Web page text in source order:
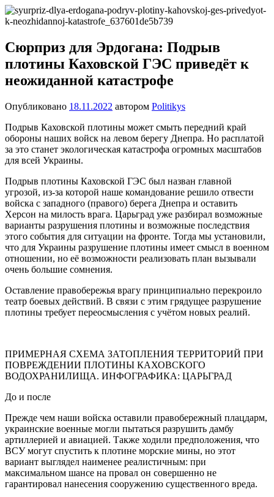
Перейти
к
Новости
Ещё
сайт
на
WordPress
Сюрприз для Эрдогана: Подрыв
плотины Каховской ГЭС приведёт к
неожиданной катастрофе
Опубликовано 18.11.2022 автором Politikys
Подрыв Каховской плотины может смыть передний край
обороны наших войск на левом берегу Днепра. Но расплатой
за это станет экологическая катастрофа огромных масштабов
для всей Украины.
Подрыв плотины Каховской ГЭС был назван главной
угрозой, из-за которой наше командование решило отвести
войска с западного (правого) берега Днепра и оставить
Херсон на милость врага. Царьград уже разбирал возможные
варианты разрушения плотины и возможные последствия
этого события для ситуации на фронте. Тогда мы установили,
что для Украины разрушение плотины имеет смысл в военном
отношении, но её возможности реализовать план вызывали
очень большие сомнения.
Оставление правобережья врагу принципиально перекроило
театр боевых действий. В связи с этим грядущее разрушение
плотины требует переосмысления с учётом новых реалий.
ПРИМЕРНАЯ СХЕМА ЗАТОПЛЕНИЯ ТЕРРИТОРИЙ ПРИ
ПОВРЕЖДЕНИИ ПЛОТИНЫ КАХОВСКОГО
ВОДОХРАНИЛИЩА. ИНФОГРАФИКА: ЦАРЬГРАД
До и после
Прежде чем наши войска оставили правобережный плацдарм,
украинские военные могли пытаться разрушить дамбу
артиллерией и авиацией. Также ходили предположения, что
ВСУ могут спустить к плотине морские мины, но этот
вариант выглядел наименее реалистичным: при
максимальном шансе на провал он совершенно не
гарантировал нанесения сооружению существенного вреда.